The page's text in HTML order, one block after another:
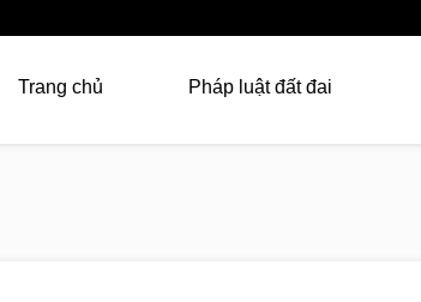
Trang chủ Pháp luật đất đai